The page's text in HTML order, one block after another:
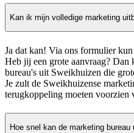
Kan ik mijn volledige marketing
Ja dat kan! Via ons formulier
Heb jij een grote aanvraag?
bureau's uit Sweikhuizen die
Je zult de Sweikhuizense
terugkoppeling moeten voorzien
Hoe snel kan de marketing